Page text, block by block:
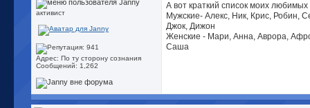
активист
Адрес: По ту сторону сознания
Сообщений: 1,262
А вот краткий список моих
Мужские- Алекс, Ник, Крис, Робин,
Джок, Дижон
Женские - Мари, Анна, Аврора,
Саша